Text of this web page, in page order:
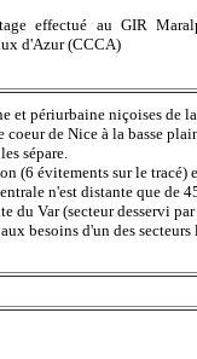
effectué au GIR
d'Azur (CCCA)
et périurbaine niçoises de
de Nice à la basse
sépare.
(6 évitements sur le tracé)
n'est distante que de
du Var (secteur desservi
besoins d'un des